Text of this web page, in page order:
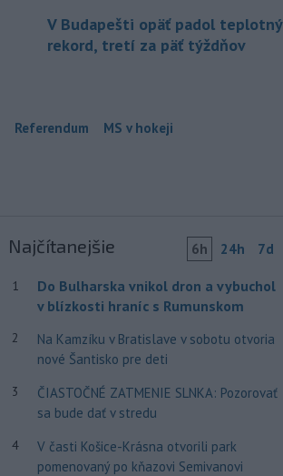
V Budapešti opäť padol teplotný
rekord, tretí za päť týždňov
Referendum MS v hokeji
Najčítanejšie 6h 24h 7d
1
Do Bulharska vnikol dron a vybuchol
v blízkosti hraníc s Rumunskom
2
Na Kamzíku v Bratislave v sobotu otvoria
nové Šantisko pre deti
3
ČIASTOČNÉ ZATMENIE SLNKA: Pozorovať
sa bude dať v stredu
4
V časti Košice-Krásna otvorili park
pomenovaný po kňazovi Semivanovi